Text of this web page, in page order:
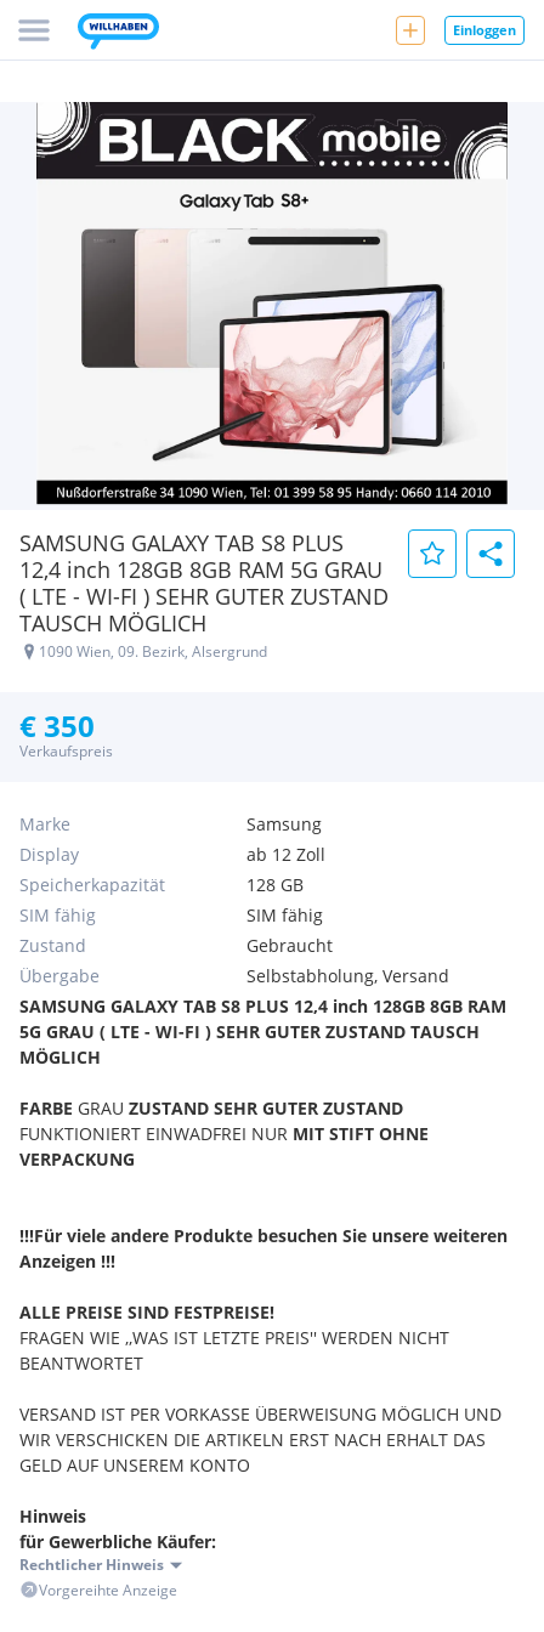
Einloggen
SAMSUNG GALAXY TAB S8 PLUS
12,4 inch 128GB 8GB RAM 5G GRAU
( LTE - WI-FI ) SEHR GUTER ZUSTAND
TAUSCH MÖGLICH
1090 Wien, 09. Bezirk, Alsergrund
€ 350
Verkaufspreis
Marke
Samsung
Display
ab 12 Zoll
Speicherkapazität
128 GB
SIM fähig
SIM fähig
Zustand
Gebraucht
Übergabe
Selbstabholung, Versand
SAMSUNG GALAXY TAB S8 PLUS 12,4 inch 128GB 8GB RAM
5G GRAU ( LTE - WI-FI ) SEHR GUTER ZUSTAND TAUSCH
MÖGLICH
FARBE GRAU ZUSTAND SEHR GUTER ZUSTAND
FUNKTIONIERT EINWADFREI NUR MIT STIFT OHNE
VERPACKUNG
!!!Für viele andere Produkte besuchen Sie unsere weiteren
Anzeigen !!!
ALLE PREISE SIND FESTPREISE!
FRAGEN WIE ,,WAS IST LETZTE PREIS'' WERDEN NICHT
BEANTWORTET
VERSAND IST PER VORKASSE ÜBERWEISUNG MÖGLICH UND
WIR VERSCHICKEN DIE ARTIKELN ERST NACH ERHALT DAS
GELD AUF UNSEREM KONTO
Hinweis
für Gewerbliche Käufer:
Vorsteuerabzug ist nicht möglich, Artikel unterliegt der
Differenzbesteuerung.
Rechtlicher Hinweis
Vorgereihte Anzeige